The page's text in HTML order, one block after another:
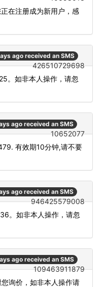
在注册成为新用户，感
ago received an SMS
426510729698
。如非本人操作，请忽
ago received an SMS
10652077
有效期10分钟,请不要
ago received an SMS
946425579008
。如非本人操作，请忽
ago received an SMS
109463911879
询价，如非本人操作请